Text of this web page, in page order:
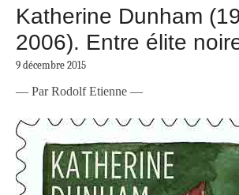
Katherine Dunham
2006). Entre élite
9 décembre 2015
— Par Rodolf Etienne —